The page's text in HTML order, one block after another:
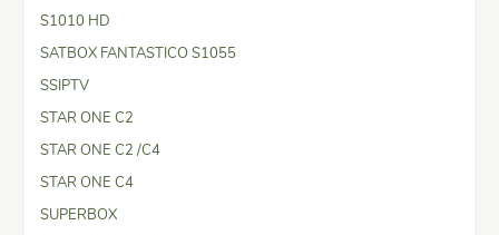
S1010 HD
SATBOX FANTASTICO S1055
SSIPTV
STAR ONE C2
STAR ONE C2 /C4
STAR ONE C4
SUPERBOX